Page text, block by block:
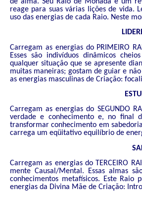
reage para suas várias lições de vida.
uso das energias de cada Raio.
Carregam as energias do PRIMEIRO
Esses são indivíduos dinâmicos
qualquer situação que se apresente
muitas maneiras; gostam de guiar e
as energias masculinas de Criação:
Carregam as energias do SEGUNDO
verdade e conhecimento e, no final
transformar conhecimento em
carrega um eqüitativo equilíbrio de
Carregam as energias do TERCEIRO
mente Causal/Mental. Essas almas
conhecimentos metafísicos. Este Raio
energias da Divina Mãe de Criação: